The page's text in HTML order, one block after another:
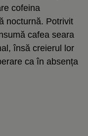
cofeina
nocturnă. Potrivit
cafea seara
însă creierul lor
ca în absența